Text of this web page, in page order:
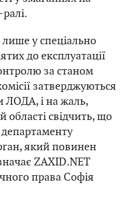
лише у спеціально
до експлуатації
за станом
затверджуються
ЛОДА, і на жаль,
області свідчить, що
який повинен
ZAXID.NET
права Софія